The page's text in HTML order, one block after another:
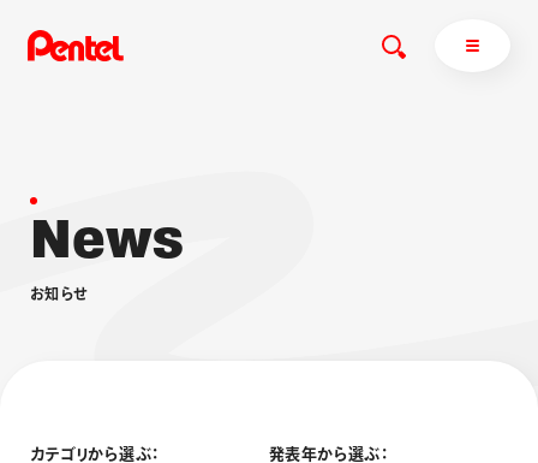
商品を探す
News
お知 らせ
カテゴリから選ぶ： 発表年から選ぶ：